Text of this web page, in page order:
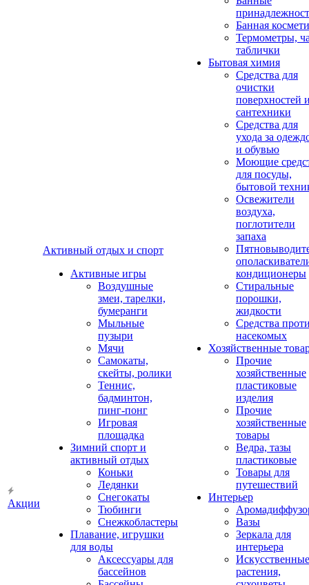
Акции
Активный отдых и спорт
Активные игры
Воздушные
змеи, тарелки,
бумеранги
Мыльные
пузыри
Мячи
Самокаты,
скейты, ролики
Теннис,
бадминтон,
пинг-понг
Игровая
площадка
Зимний спорт и
активный отдых
Коньки
Ледянки
Снегокаты
Тюбинги
Снежкобластеры
Плавание, игрушки
для воды
Аксессуары для
бассейнов
Банная
Термометры,
таблички
Бытовая химия
Средства для
очистки
поверхностей
сантехники
Средства для
ухода за
и обувью
Моющие
для посуды,
бытовой
Освежители
воздуха,
поглотители
запаха
кондиционеры
Стиральные
порошки,
жидкости
Средства
насекомых
Хозяйственные
Прочие
хозяйственные
пластиковые
изделия
Прочие
хозяйственные
товары
Ведра, тазы
пластиковые
Товары для
путешествий
Интерьер
Вазы
Зеркала для
интерьера
Искусственные
растения,